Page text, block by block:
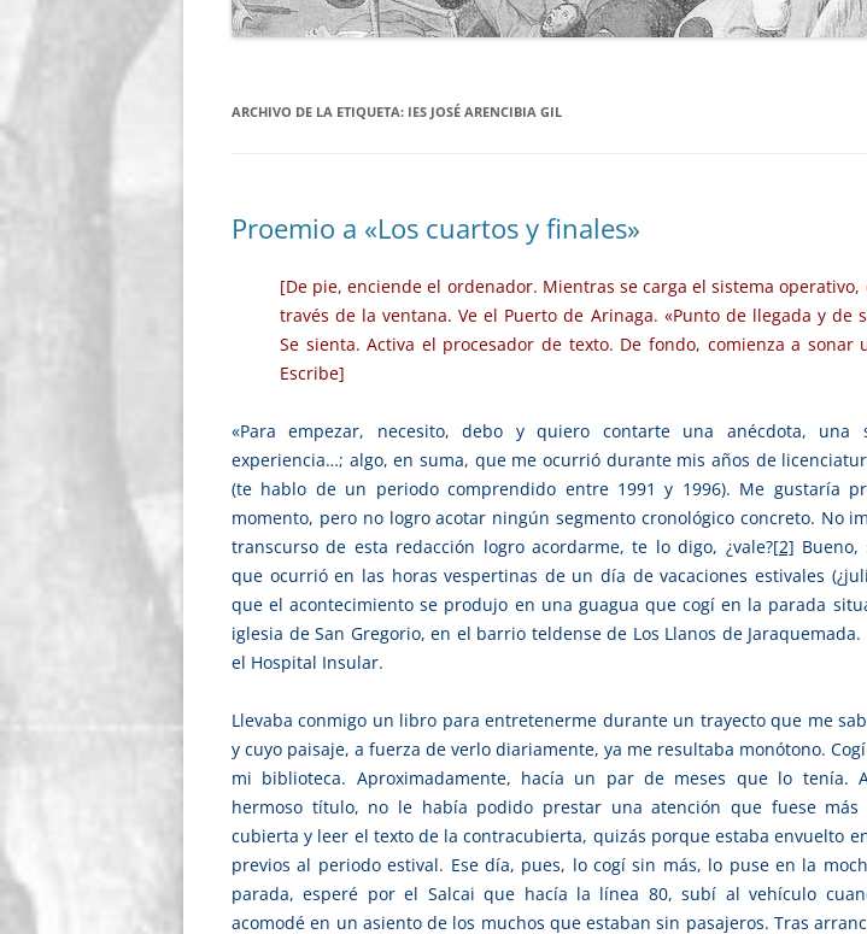
ARCHIVO DE LA ETIQUETA: IES JOSÉ ARENCIBIA GIL
Proemio a «Los cuartos y finales»
[De pie, enciende el ordenador. Mientras se carga el sistema
través de la ventana. Ve el Puerto de Arinaga. «Punto de llegada y de
Se sienta. Activa el procesador de texto. De fondo, comienza a sonar
Escribe]
«Para empezar, necesito, debo y quiero contarte una anécdota, una
experiencia…; algo, en suma, que me ocurrió durante mis años de
(te hablo de un periodo comprendido entre 1991 y 1996). Me gustaría
momento, pero no logro acotar ningún segmento cronológico concreto. No
transcurso de esta redacción logro acordarme, te lo digo, ¿vale?[2] Bueno,
que ocurrió en las horas vespertinas de un día de vacaciones estivales
que el acontecimiento se produjo en una guagua que cogí en la parada
iglesia de San Gregorio, en el barrio teldense de Los Llanos de
el Hospital Insular.
Llevaba conmigo un libro para entretenerme durante un trayecto que me
y cuyo paisaje, a fuerza de verlo diariamente, ya me resultaba monótono.
mi biblioteca. Aproximadamente, hacía un par de meses que lo tenía.
hermoso título, no le había podido prestar una atención que fuese
cubierta y leer el texto de la contracubierta, quizás porque estaba envuelto
previos al periodo estival. Ese día, pues, lo cogí sin más, lo puse en la
parada, esperé por el Salcai que hacía la línea 80, subí al vehículo
acomodé en un asiento de los muchos que estaban sin pasajeros. Tras